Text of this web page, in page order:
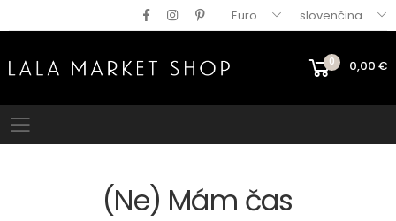
Euro slovenčina
0 0,00 €
Mobile menu
(Ne) Mám čas